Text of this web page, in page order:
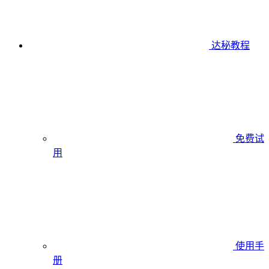
达秘教程
免费试
用
使用手
册